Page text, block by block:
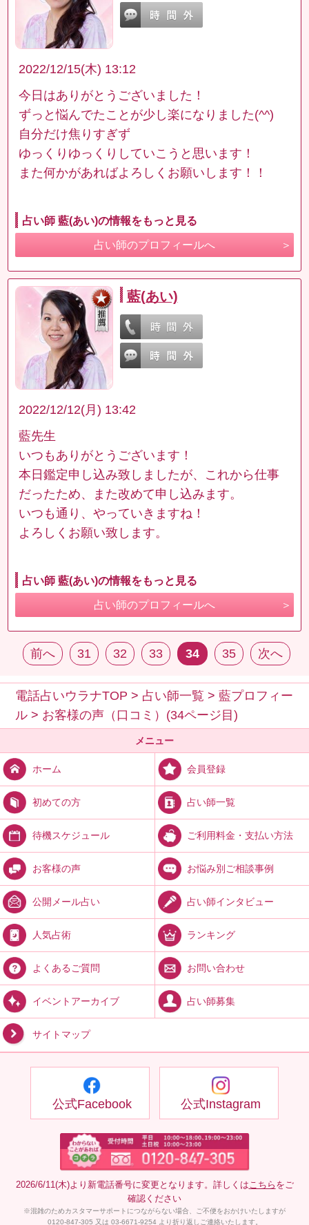
2022/12/15(木) 13:12
今日はありがとうございました！
ずっと悩んでたことが少し楽になりました(^^)
自分だけ焦りすぎず
ゆっくりゆっくりしていこうと思います！
また何かがあればよろしくお願いします！！
占い師 藍(あい)の情報をもっと見る
占い師のプロフィールへ
藍(あい)
2022/12/12(月) 13:42
藍先生
いつもありがとうございます！
本日鑑定申し込み致しましたが、これから仕事
だったため、また改めて申し込みます。
いつも通り、やっていきますね！
よろしくお願い致します。
占い師 藍(あい)の情報をもっと見る
占い師のプロフィールへ
前へ 31 32 33 34 35 次へ
電話占いウラナTOP > 占い師一覧 >藍プロフィー
ル > お客様の声（口コミ）(34ページ目)
メニュー
ホーム 会員登録
初めての方 占い師一覧
待機スケジュール ご利用料金・支払い方法
お客様の声 お悩み別ご相談事例
公開メール占い 占い師インタビュー
人気占術 ランキング
よくあるご質問 お問い合わせ
イベントアーカイブ 占い師募集
サイトマップ
公式Facebook 公式Instagram
2026/6/11(木)より新電話番号に変更となります。詳しくは こちら をご
確認ください
※混雑のためカスタマーサポートにつながらない場合、ご不便をおかけいたしますが
0120-847-305 又は 03-6671-9254 より折り返しご連絡いたします。